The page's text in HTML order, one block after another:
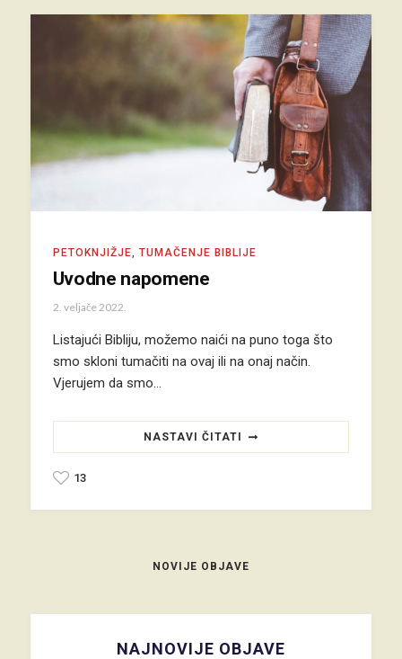
PETOKNJIŽJE TUMAČENJE BIBLIJE
Uvodne napomene
2. veljače 2022.
Listajući Bibliju, možemo naići na puno toga što
smo skloni tumačiti na ovaj ili na onaj način.
Vjerujem da smo…
NASTAVI ČITATI
13
NOVIJE OBJAVE
NAJNOVIJE OBJAVE